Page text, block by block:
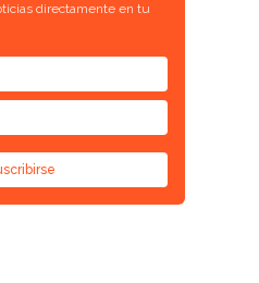
directamente en tu